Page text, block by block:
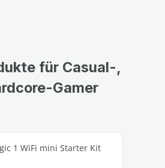
für Casual-,
Gamer